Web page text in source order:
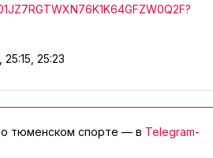
25:23
о тюменском спорте — в Telegram-